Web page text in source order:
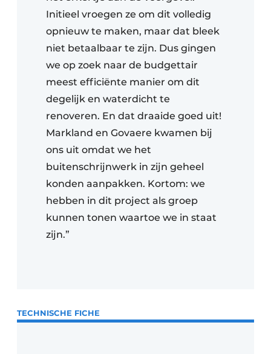
Initieel vroegen ze om dit volledig
opnieuw te maken, maar dat bleek
niet betaalbaar te zijn. Dus gingen
we op zoek naar de budgettair
meest efficiënte manier om dit
degelijk en waterdicht te
renoveren. En dat draaide goed uit!
Markland en Govaere kwamen bij
ons uit omdat we het
buitenschrijnwerk in zijn geheel
konden aanpakken. Kortom: we
hebben in dit project als groep
kunnen tonen waartoe we in staat
zijn.”
TECHNISCHE FICHE